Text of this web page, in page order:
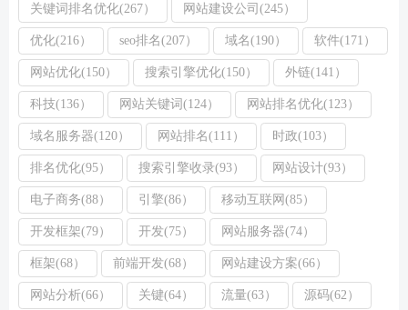
关键词排名优化(267） 网站建设公司(245）
优化(216） seo排名(207） 域名(190） 软件(171）
网站优化(150） 搜索引擎优化(150） 外链(141）
科技(136） 网站关键词(124） 网站排名优化(123）
域名服务器(120） 网站排名(111） 时政(103）
排名优化(95） 搜索引擎收录(93） 网站设计(93）
电子商务(88） 引擎(86） 移动互联网(85）
开发框架(79） 开发(75） 网站服务器(74）
框架(68） 前端开发(68） 网站建设方案(66）
网站分析(66） 关键(64） 流量(63） 源码(62）